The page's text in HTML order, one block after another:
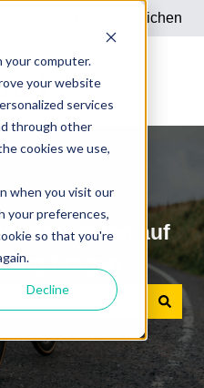
your computer.
your website
services
through other
cookies we use,
when you visit our
your preferences,
so that you're
Decline
anzeigen
Support-Ticket einreichen
Antworten auf
Fragen
das Suchfeld leer ist.